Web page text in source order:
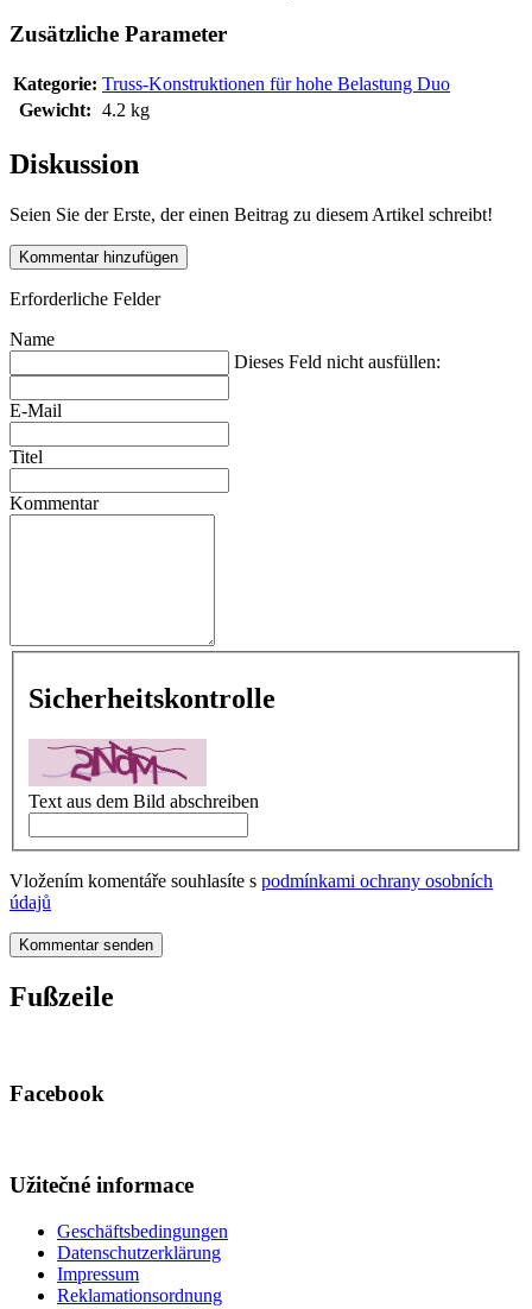
Zusätzliche Parameter
Kategorie: Truss-Konstruktionen für hohe Belastung Duo
Gewicht: 4.2 kg
Diskussion
Seien Sie der Erste, der einen Beitrag zu diesem Artikel schreibt!
Kommentar hinzufügen
Erforderliche Felder
Name
Dieses Feld nicht ausfüllen:
E-Mail
Titel
Kommentar
Sicherheitskontrolle
Text aus dem Bild abschreiben
Vložením komentáře souhlasíte s podmínkami ochrany osobních
údajů
Kommentar senden
Fußzeile
Facebook
Užitečné informace
Geschäftsbedingungen
Datenschutzerklärung
Impressum
Reklamationsordnung